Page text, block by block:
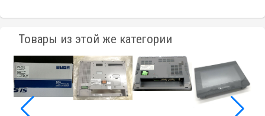
Товары из этой же категории